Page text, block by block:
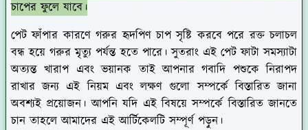
চাপের ফুলে যাবে।
পেট ফাঁপার কারণে গরুর হৃদপিণ চাপ সৃষ্টি করবে পরে রক্ত চলাচল
বন্ধ হয়ে গরুর মৃত্যু পর্যন্ত হতে পারে। সুতরাং এই পেট ফাটা সমস্যাটা
অত্যন্ত খারাপ এবং ভয়ানক তাই আপনার গবাদি পশুকে নিরাপদ
রাখার জন্য এই নিয়ম এবং লক্ষণ গুলো সম্পর্কে বিস্তারিত জানা
অবশ্যই প্রয়োজন। আপনি যদি এই বিষয়ে সম্পর্কে বিস্তারিত জানতে
চান তাহলে আমাদের এই আর্টিকেলটি সম্পূর্ণ পড়ুন।